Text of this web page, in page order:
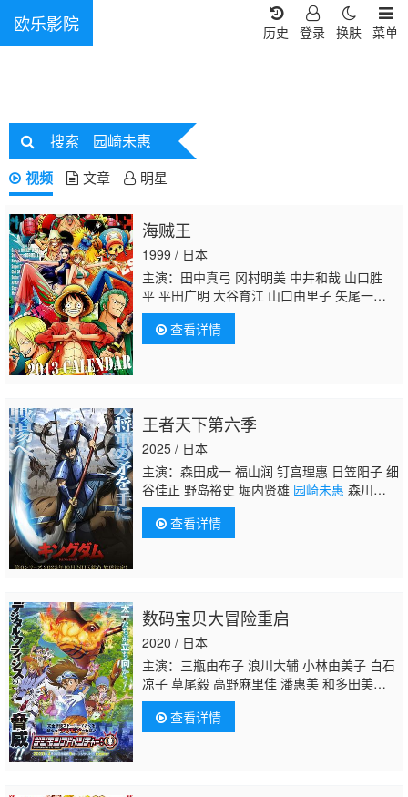
欧乐影院 菜单
换肤
登录
历史
搜索 园崎未惠
视频 文章 明星
海贼王
1999 / 日本
主演：田中真弓 冈村明美 中井和哉 山口胜
平 平田广明 大谷育江 山口由里子 矢尾一
树 长岛雄一 池田秀一 古川登志夫 古谷彻 大
塚周夫 津嘉山正种 草尾毅 大场真人 宝龟克
寿 园部启一 柴田秀胜 中博史 阪口大助 竹内
上尤加奈 林原惠美 水树奈奈
美子 久川绫 泽城美雪 池泽春菜 斋藤千和 神
谷浩史 浪川大辅 森久保祥太郎 石田彰 高木
涉 桧山修之 子安武人
查看详情
王者天下第六季
2025 / 日本
主演：森田成一 福山润 钉宫理惠 日笠阳子 细
谷佳正 野岛裕史 堀内贤雄 园崎未惠 森川智
之 伊藤健太郎 石井康嗣
查看详情
数码宝贝大冒险重启
2020 / 日本
主演：三瓶由布子 浪川大辅 小林由美子 白石
凉子 草尾毅 高野麻里佳 潘惠美 和多田美
咲 坂本千夏 山口真弓 樱井孝宏 重松花鸟 竹
内顺子 松本美和
查看详情